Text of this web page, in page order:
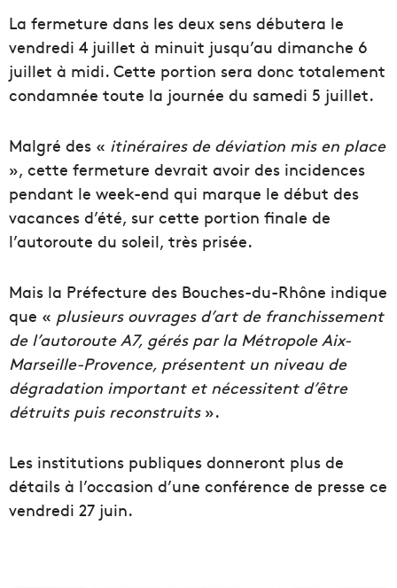
La fermeture dans les deux sens débutera le
vendredi 4 juillet à minuit jusqu’au dimanche 6
juillet à midi. Cette portion sera donc totalement
condamnée toute la journée du samedi 5 juillet.
Malgré des « itinéraires de déviation mis en place
», cette fermeture devrait avoir des incidences
pendant le week-end qui marque le début des
vacances d’été, sur cette portion finale de
l’autoroute du soleil, très prisée.
Mais la Préfecture des Bouches-du-Rhône indique
que « plusieurs ouvrages d’art de franchissement
de l’autoroute A7, gérés par la Métropole Aix-
Marseille-Provence, présentent un niveau de
dégradation important et nécessitent d’être
détruits puis reconstruits».
Les institutions publiques donneront plus de
détails à l’occasion d’une conférence de presse ce
vendredi 27 juin.